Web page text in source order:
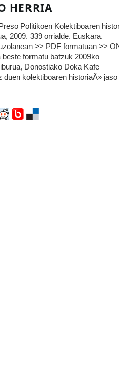
HERRIA
Politikoen Kolektiboaren
2009. 339 orrialde. Euskara.
>> PDF formatuan >>
formatu batzuk 2009ko
Donostiako Doka Kafe
kolektiboaren historiaÂ» jaso